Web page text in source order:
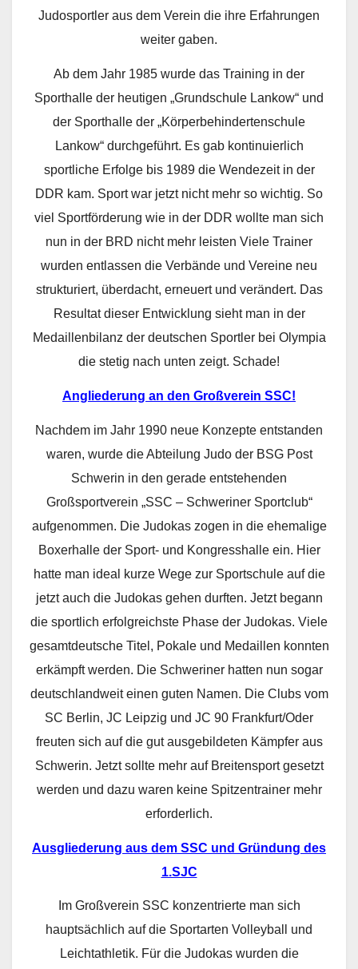
Judosportler aus dem Verein die ihre Erfahrungen
weiter gaben.
Ab dem Jahr 1985 wurde das Training in der
Sporthalle der heutigen „Grundschule Lankow“ und
der Sporthalle der „Körperbehindertenschule
Lankow“ durchgeführt. Es gab kontinuierlich
sportliche Erfolge bis 1989 die Wendezeit in der
DDR kam. Sport war jetzt nicht mehr so wichtig. So
viel Sportförderung wie in der DDR wollte man sich
nun in der BRD nicht mehr leisten Viele Trainer
wurden entlassen die Verbände und Vereine neu
strukturiert, überdacht, erneuert und verändert. Das
Resultat dieser Entwicklung sieht man in der
Medaillenbilanz der deutschen Sportler bei Olympia
die stetig nach unten zeigt. Schade!
Angliederung an den Großverein SSC!
Nachdem im Jahr 1990 neue Konzepte entstanden
waren, wurde die Abteilung Judo der BSG Post
Schwerin in den gerade entstehenden
Großsportverein „SSC – Schweriner Sportclub“
aufgenommen. Die Judokas zogen in die ehemalige
Boxerhalle der Sport- und Kongresshalle ein. Hier
hatte man ideal kurze Wege zur Sportschule auf die
jetzt auch die Judokas gehen durften. Jetzt begann
die sportlich erfolgreichste Phase der Judokas. Viele
gesamtdeutsche Titel, Pokale und Medaillen konnten
erkämpft werden. Die Schweriner hatten nun sogar
deutschlandweit einen guten Namen. Die Clubs vom
SC Berlin, JC Leipzig und JC 90 Frankfurt/Oder
freuten sich auf die gut ausgebildeten Kämpfer aus
Schwerin. Jetzt sollte mehr auf Breitensport gesetzt
werden und dazu waren keine Spitzentrainer mehr
erforderlich.
Ausgliederung aus dem SSC und Gründung des
1.SJC
Im Großverein SSC konzentrierte man sich
hauptsächlich auf die Sportarten Volleyball und
Leichtathletik. Für die Judokas wurden die